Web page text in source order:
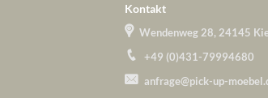
Kontakt
Wendenweg 28, 24145
+49 (0)431-79994680
anfrage@pick-up-